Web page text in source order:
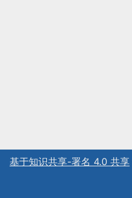
基于知识共享-署名 4.0 共享